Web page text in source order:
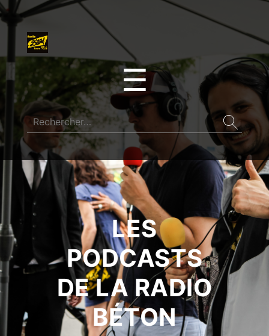
☰
LES
PODCASTS
DE LA RADIO
BÉTON